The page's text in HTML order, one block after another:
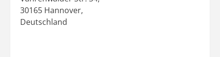
30165 Hannover,
Deutschland